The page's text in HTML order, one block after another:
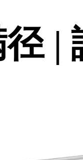
|